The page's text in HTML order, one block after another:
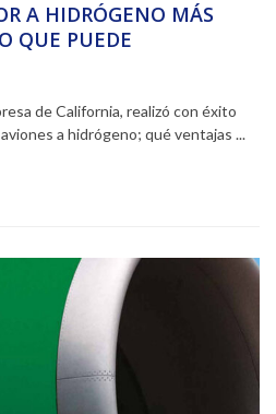
A HIDRÓGENO MÁS
QUE PUEDE
AVIONES
de California, realizó con éxito
a hidrógeno; qué ventajas ...